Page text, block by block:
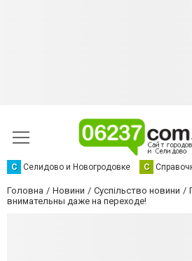
С Селидово и Новогродовке С
Головна Новини Суспільство новини
внимательны даже на переходе!